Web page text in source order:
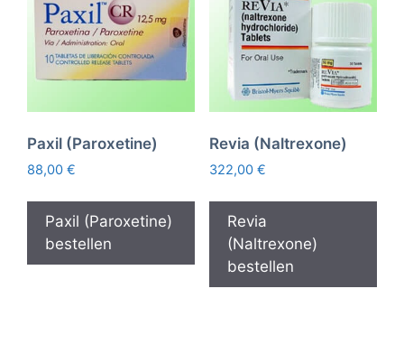
Paxil (Paroxetine)
88,00 €
Paxil (Paroxetine)
bestellen
Revia (Naltrexone)
322,00 €
Revia
(Naltrexone)
bestellen